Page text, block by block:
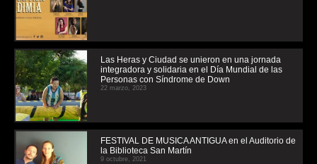
Las Heras y Ciudad se unieron en una jornada
integradora y solidaria en el Día Mundial de las
Personas con Síndrome de Down
22 marzo, 2023
FESTIVAL DE MUSICA ANTIGUA en el Auditorio de
la Biblioteca San Martín
9 octubre, 2021